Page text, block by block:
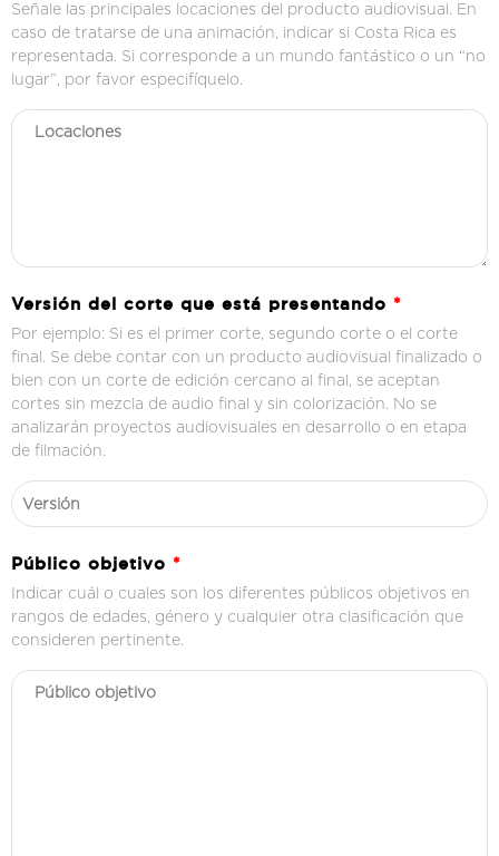
Señale las principales locaciones del producto audiovisual. En
caso de tratarse de una animación, indicar si Costa Rica es
representada. Si corresponde a un mundo fantástico o un “no
lugar”, por favor especifíquelo.
Versión del corte que está presentando *
Por ejemplo: Si es el primer corte, segundo corte o el corte
final. Se debe contar con un producto audiovisual finalizado o
bien con un corte de edición cercano al final, se aceptan
cortes sin mezcla de audio final y sin colorización. No se
analizarán proyectos audiovisuales en desarrollo o en etapa
de filmación.
Público objetivo *
Indicar cuál o cuales son los diferentes públicos objetivos en
rangos de edades, género y cualquier otra clasificación que
consideren pertinente.